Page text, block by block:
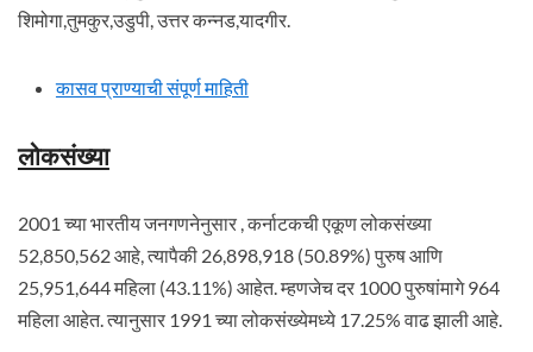
शिमोगा,तुमकुर,उडुपी, उत्तर कन्नड,यादगीर.
कासव प्राण्याची संपूर्ण माहिती
लोकसंख्या
2001 च्या भारतीय जनगणनेनुसार , कर्नाटकची एकूण लोकसंख्या
52,850,562 आहे, त्यापैकी 26,898,918 (50.89%) पुरुष आणि
25,951,644 महिला (43.11%) आहेत. म्हणजेच दर 1000 पुरुषांमागे 964
महिला आहेत. त्यानुसार 1991 च्या लोकसंख्येमध्ये 17.25% वाढ झाली आहे.